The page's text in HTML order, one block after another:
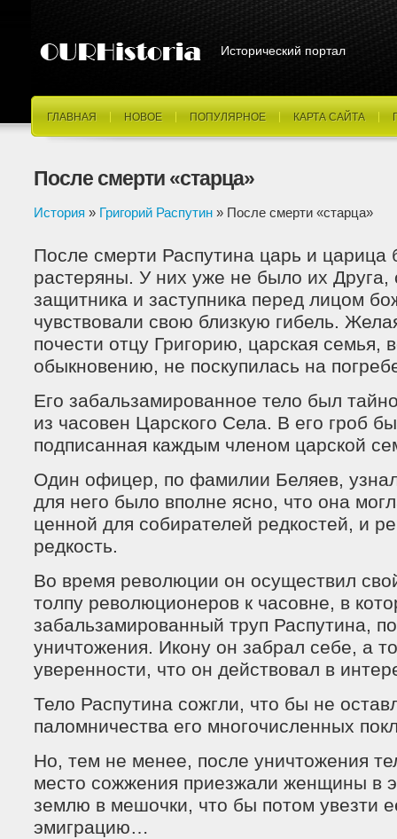
Исторический портал
ГЛАВНАЯ НОВОЕ ПОПУЛЯРНОЕ КАРТА САЙТА
После смерти «старца»
История » Григорий Распутин » После смерти «старца»
После смерти Распутина царь и царица
растеряны. У них уже не было их Друга,
защитника и заступника перед лицом
чувствовали свою близкую гибель.
почести отцу Григорию, царская семья,
обыкновению, не поскупилась на
Его забальзамированное тело был
из часовен Царского Села. В его гроб
подписанная каждым членом царской
Один офицер, по фамилии Беляев,
для него было вполне ясно, что она
ценной для собирателей редкостей, и
редкость.
Во время революции он осуществил
толпу революционеров к часовне, в
забальзамированный труп Распутина,
уничтожения. Икону он забрал себе, а
уверенности, что он действовал в
Тело Распутина сожгли, что бы не
паломничества его многочисленных
Но, тем не менее, после уничтожения
место сожжения приезжали женщины в
землю в мешочки, что бы потом увезти
эмиграцию…